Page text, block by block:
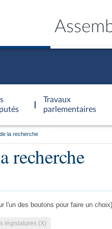
Travaux
parlementaires
la recherche
recherche
l'un des boutons pour faire un choix)
législatures (X)